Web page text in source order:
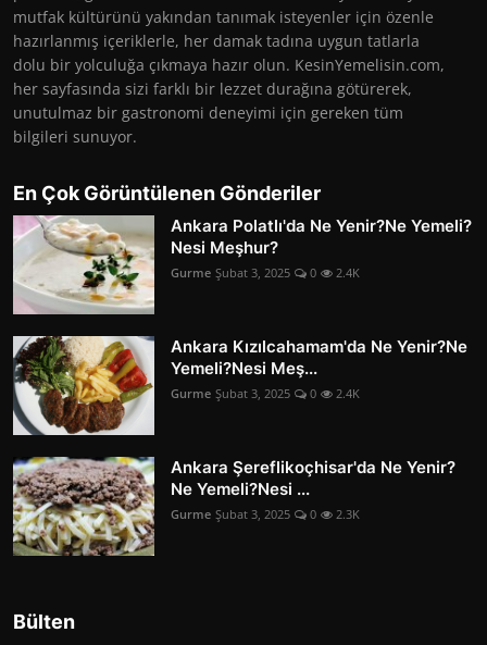
mutfak kültürünü yakından tanımak isteyenler için özenle
hazırlanmış içeriklerle, her damak tadına uygun tatlarla
dolu bir yolculuğa çıkmaya hazır olun. KesinYemelisin.com,
her sayfasında sizi farklı bir lezzet durağına götürerek,
unutulmaz bir gastronomi deneyimi için gereken tüm
bilgileri sunuyor.
En Çok Görüntülenen Gönderiler
Ankara Polatlı'da Ne Yenir?Ne Yemeli?
Nesi Meşhur?
Gurme Şubat 3, 2025 0 2.4K
Ankara Kızılcahamam'da Ne Yenir?Ne
Yemeli?Nesi Meş...
Gurme Şubat 3, 2025 0 2.4K
Ankara Şereflikoçhisar'da Ne Yenir?
Ne Yemeli?Nesi ...
Gurme Şubat 3, 2025 0 2.3K
Bülten